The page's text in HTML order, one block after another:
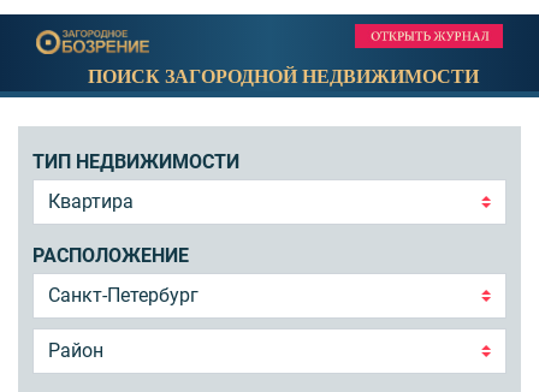
ПОИСК ЗАГОРОДНОЙ НЕДВИЖИМОСТИ
ТИП НЕДВИЖИМОСТИ
РАСПОЛОЖЕНИЕ